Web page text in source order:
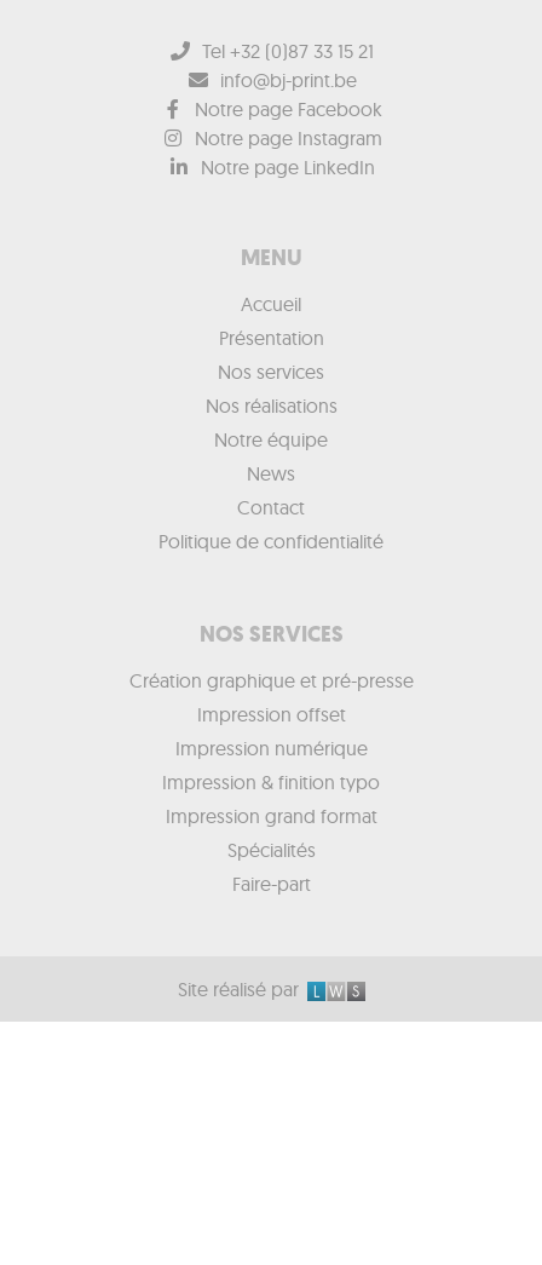
Tel +32 (0)87 33 15 21
info@bj-print.be
Notre page Facebook
Notre page Instagram
Notre page LinkedIn
MENU
Accueil
Présentation
Nos services
Nos réalisations
Notre équipe
News
Contact
Politique de confidentialité
NOS SERVICES
Création graphique et pré-presse
Impression offset
Impression numérique
Impression & finition typo
Impression grand format
Spécialités
Faire-part
Site réalisé par